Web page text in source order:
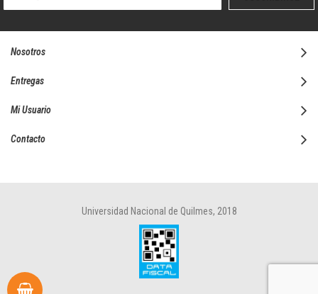
boletín
Nosotros
Entregas
Mi Usuario
Contacto
Universidad Nacional de Quilmes, 2018